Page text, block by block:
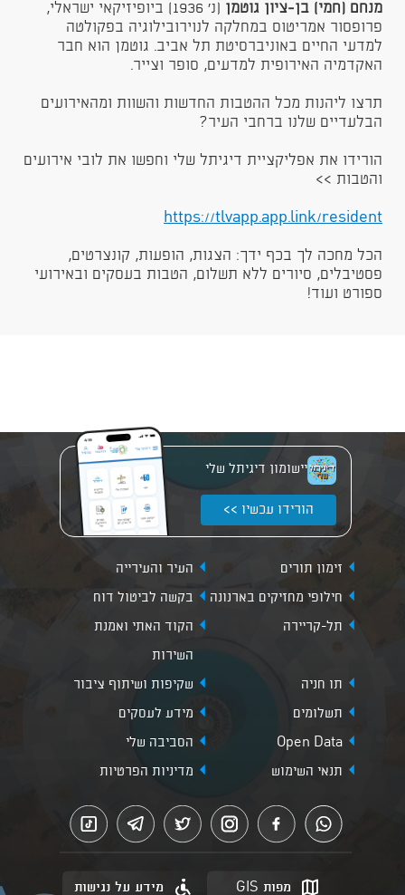
מנחם (חמי) בן-ציון גוטמן
(נ' 1936) ביופיזיקאי ישראלי,
פרופסור אמריטוס במחלקה לנוירובילוגיה בפקולטה
למדעי החיים באוניברסיטת תל אביב. גוטמן הוא חבר
האקדמיה האירופית למדעים, סופר וצייר.
תרצו ליהנות מכל ההטבות החדשות והשוות ומהאירועים
הבלעדיים שלנו ברחבי העיר?
הורידו את אפליקציית דיגיתל שלי וחפשו את לובי אירועים
והטבות >>
https://tlvapp.app.link/resident​​​
הכל מחכה לך בכף ידך: הצגות, הופעות, קונצרטים,
פסטיבלים, סיורים ללא תשלום, הטבות בעסקים ובאירועי
ספורט ועוד!
יישומון דיגיתל שלי
הורידו עכשיו >>
זימון תורים
העיר והעירייה
חילופי מחזיקים בארנונה
בקשה לביטול דוח
תל-קריירה
הקוד האתי ואמנת
השירות
תו חניה
שקיפות ושיתוף ציבור
תשלומים
מידע לעסקים
Open Data
הסביבה שלי
תנאי השימוש
מדיניות הפרטיות
מפות GIS מידע על נגישות